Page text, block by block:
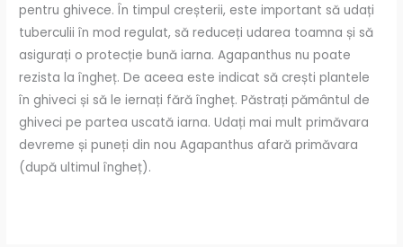
pentru ghivece. În timpul creșterii, este important să udați
tuberculii în mod regulat, să reduceți udarea toamna și să
asigurați o protecție bună iarna. Agapanthus nu poate
rezista la îngheț. De aceea este indicat să crești plantele
în ghiveci și să le iernați fără îngheț. Păstrați pământul de
ghiveci pe partea uscată iarna. Udați mai mult primăvara
devreme și puneți din nou Agapanthus afară primăvara
(după ultimul îngheț).